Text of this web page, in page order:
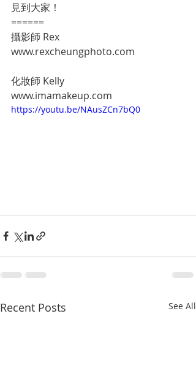
見到大家！
======
攝影師 Rex
www.rexcheungphoto.com
化妝師 Kelly
www.imamakeup.com
https://youtu.be/NAusZCn7bQ0
Recent Posts See All